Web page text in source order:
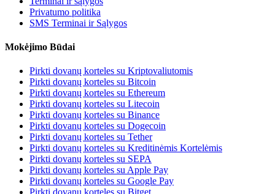
Privatumo politika
SMS Terminai ir Sąlygos
Mokėjimo Būdai
Pirkti dovanų korteles su Kriptovaliutomis
Pirkti dovanų korteles su Bitcoin
Pirkti dovanų korteles su Ethereum
Pirkti dovanų korteles su Litecoin
Pirkti dovanų korteles su Binance
Pirkti dovanų korteles su Dogecoin
Pirkti dovanų korteles su Tether
Pirkti dovanų korteles su Kreditinėmis Kortelėmis
Pirkti dovanų korteles su SEPA
Pirkti dovanų korteles su Apple Pay
Pirkti dovanų korteles su Google Pay
Pirkti dovanų korteles su Bitget